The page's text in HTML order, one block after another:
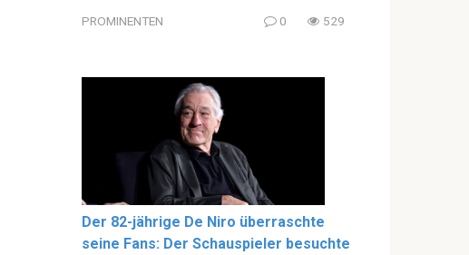
PROMINENTEN 0 529
Der 82-jährige De Niro überraschte
seine Fans: Der Schauspieler besuchte